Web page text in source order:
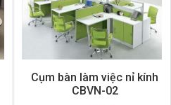
Cụm bàn làm việc nỉ kính
CBVN-02